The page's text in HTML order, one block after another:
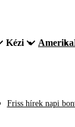
Kézi Amerika
Friss hírek napi